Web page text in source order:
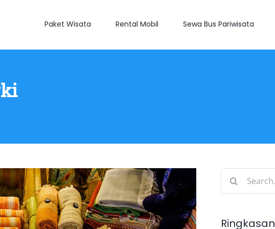
Paket Wisata Rental Mobil Sewa Bus Pariwisata
Search
Ringkasan